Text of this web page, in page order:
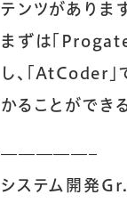
テンツがあります
まずは「
し、「AtCoder
かることができ
—————–
システム開発